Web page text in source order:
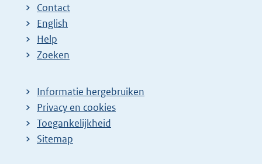
Contact
English
Help
Zoeken
Informatie hergebruiken
Privacy en cookies
Toegankelijkheid
Sitemap